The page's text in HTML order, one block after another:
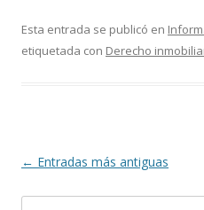
e
b
k
itt
er
m
p
r
Esta entrada se publicó en
etiquetada con Derecho
Navegación
← Entradas más antiguas